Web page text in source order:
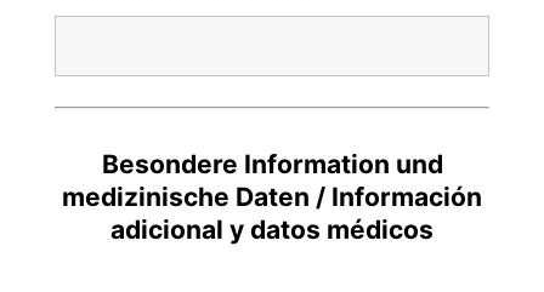
Besondere Information und
medizinische Daten / Información
adicional y datos médicos